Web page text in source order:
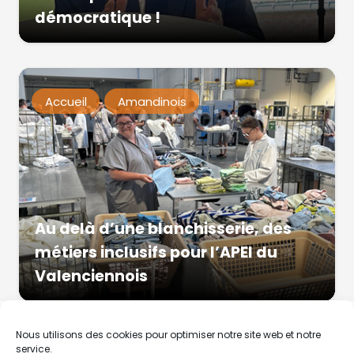
Nous utilisons des cookies pour optimiser notre site web et notre
service.
démocratique !
Accueil Amandinois
Au delà d’une blanchisserie, des
métiers inclusifs pour l’APEI du
Valenciennois